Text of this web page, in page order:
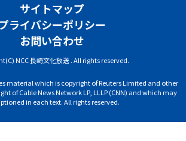
サイトマップ
ライバシーポリシー
お問い合わせ
NCC 長崎文化放送 . All rights reserved.
material which is copyright of Reuters Limited and other
of Cable News Network LP, LLLP (CNN) and which may
in each text. All rights reserved.